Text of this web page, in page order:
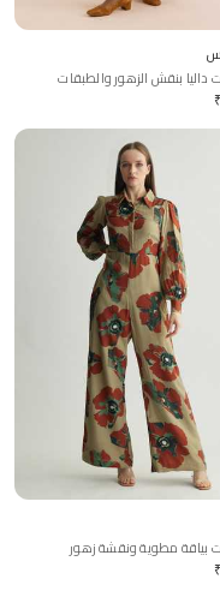
بنقش الزهور والطبقات
₹
بياقة مطوية ونقشة زهور
₹